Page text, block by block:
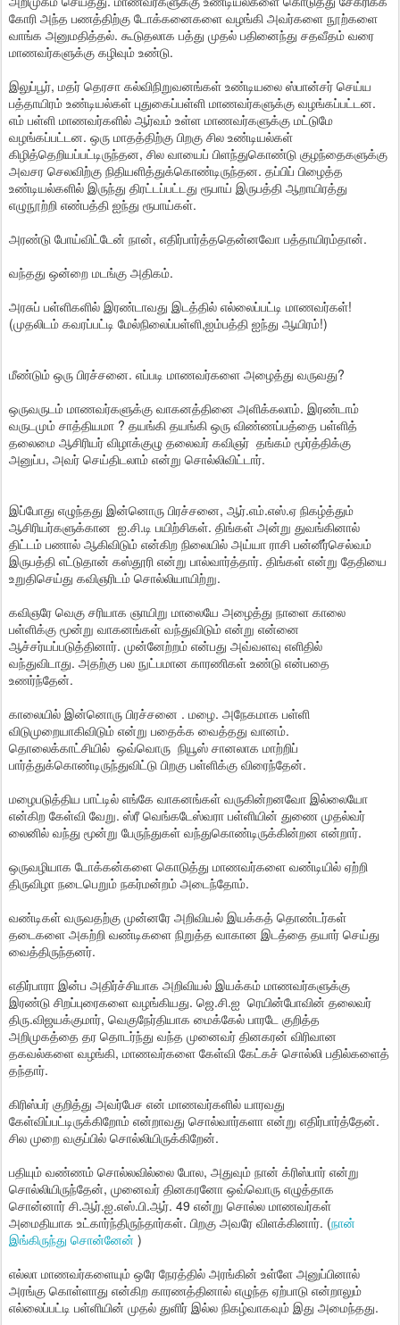
கோரி அந்த பணத்திற்கு டோக்கனைகளை வழங்கி அவர்களை நூற்களை
வாங்க அனுமதித்தல். கூடுதலாக பத்து முதல் பதினைந்து சதவீதம் வரை
மாணவர்களுக்கு கழிவும் உண்டு.
இலுப்பூர், மதர் தெரசா கல்விநிறுவனங்கள் உண்டியலை ஸ்பான்சர் செய்ய
பத்தாயிரம் உண்டியல்கள் புதுகைப்பள்ளி மாணவர்களுக்கு வழங்கப்பட்டன.
எம் பள்ளி மாணவர்களில் ஆர்வம் உள்ள மாணவர்களுக்கு மட்டுமே
வழங்கப்பட்டன. ஒரு மாதத்திற்கு பிறகு சில உண்டியல்கள்
கிழித்தெறியப்பட்டிருந்தன, சில வாயைப் பிளந்துகொண்டு குழந்தைகளுக்கு
அவசர செலவிற்கு நிதியளித்துக்கொண்டிருந்தன. தப்பிப் பிழைத்த
உண்டியல்களில் இருந்து திரட்டப்பட்டது ரூபாய் இருபத்தி ஆறாயிரத்து
எழுநூற்றி எண்பத்தி ஐந்து ரூபாய்கள்.
அரண்டு போய்விட்டேன் நான், எதிர்பார்த்ததென்னவோ பத்தாயிரம்தான்.
வந்தது ஒன்றை மடங்கு அதிகம்.
அரசுப் பள்ளிகளில் இரண்டாவது இடத்தில் எல்லைப்பட்டி மாணவர்கள்!
(முதலிடம் கவரப்பட்டி மேல்நிலைப்பள்ளி,ஐம்பத்தி ஐந்து ஆயிரம்!)
மீண்டும் ஒரு பிரச்சனை. எப்படி மாணவர்களை அழைத்து வருவது?
ஒருவருடம் மாணவர்களுக்கு வாகனத்தினை அளிக்கலாம். இரண்டாம்
வருடமும் சாத்தியமா ? தயங்கி தயங்கி ஒரு விண்ணப்பத்தை பள்ளித்
தலைமை ஆசிரியர் விழாக்குழு தலைவர் கவிஞர் தங்கம் மூர்த்திக்கு
அனுப்ப, அவர் செய்திடலாம் என்று சொல்லிவிட்டார்.
இப்போது எழுந்தது இன்னொரு பிரச்சனை, ஆர்.எம்.எஸ்.ஏ நிகழ்த்தும்
ஆசிரியர்களுக்கான ஐ.சி.டி பயிற்சிகள். திங்கள் அன்று துவங்கினால்
திட்டம் பணால் ஆகிவிடும் என்கிற நிலையில் அய்யா ராசி பன்னீர்செல்வம்
இருபத்தி எட்டுதான் கஸ்தூரி என்று பால்வார்த்தார். திங்கள் என்று தேதியை
உறுதிசெய்து கவிஞரிடம் சொல்லியாயிற்று.
கவிஞரே வெகு சரியாக ஞாயிறு மாலையே அழைத்து நாளை காலை
பள்ளிக்கு மூன்று வாகனங்கள் வந்துவிடும் என்று என்னை
ஆச்சர்யப்படுத்தினார். முன்னேற்றம் என்பது அவ்வளவு எளிதில்
வந்துவிடாது. அதற்கு பல நுட்பமான காரணிகள் உண்டு என்பதை
உணர்ந்தேன்.
காலையில் இன்னொரு பிரச்சனை . மழை. அநேகமாக பள்ளி
விடுமுறையாகிவிடும் என்று பதைக்க வைத்தது வானம்.
தொலைக்காட்சியில் ஒவ்வொரு நியூஸ் சானலாக மாற்றிப்
பார்த்துக்கொண்டிருந்துவிட்டு பிறகு பள்ளிக்கு விரைந்தேன்.
மழைபடுத்திய பாட்டில் எங்கே வாகனங்கள் வருகின்றனவோ இல்லையோ
என்கிற கேள்வி வேறு. ஸ்ரீ வெங்கடேஸ்வரா பள்ளியின் துணை முதல்வர்
லைனில் வந்து மூன்று பேருந்துகள் வந்துகொண்டிருக்கின்றன என்றார்.
ஒருவழியாக டோக்கன்களை கொடுத்து மாணவர்களை வண்டியில் ஏற்றி
திருவிழா நடைபெறும் நகர்மன்றம் அடைந்தோம்.
வண்டிகள் வருவதற்கு முன்னரே அறிவியல் இயக்கத் தொண்டர்கள்
தடைகளை அகற்றி வண்டிகளை நிறுத்த வாகான இடத்தை தயார் செய்து
வைத்திருந்தனர்.
எதிர்பாரா இன்ப அதிர்ச்சியாக அறிவியல் இயக்கம் மாணவர்களுக்கு
இரண்டு சிறப்புரைகளை வழங்கியது. ஜெ.சி.ஐ ரெயின்போவின் தலைவர்
திரு.விஜயக்குமார், வெகுநேர்தியாக மைக்கேல் பாரடே குறித்த
அறிமுகத்தை தர தொடர்ந்து வந்த முனைவர் தினகரன் விரிவான
தகவல்களை வழங்கி, மாணவர்களை கேள்வி கேட்கச் சொல்லி பதில்களைத்
தந்தார்.
கிரிஸ்பர் குறித்து அவர்பேச என் மாணவர்களில் யாரவது
கேள்விப்பட்டிருக்கிறோம் என்றாவது சொல்வார்களா என்று எதிர்பார்த்தேன்.
சில முறை வகுப்பில் சொல்லியிருக்கிறேன்.
பதியும் வண்ணம் சொல்லவில்லை போல, அதுவும் நான் க்ரிஸ்பார் என்று
சொல்லியிருந்தேன், முனைவர் தினகரனோ ஒவ்வொரு எழுத்தாக
சொன்னார் சி.ஆர்.ஐ.எஸ்.பி.ஆர். 49 என்று சொல்ல மாணவர்கள்
அமைதியாக உட்கார்ந்திருந்தார்கள். பிறகு அவரே விளக்கினார். (நான்
இங்கிருந்து சொன்னேன் )
எல்லா மாணவர்களையும் ஒரே நேரத்தில் அரங்கின் உள்ளே அனுப்பினால்
அரங்கு கொள்ளாது என்கிற காரணத்தினால் எழுந்த ஏற்பாடு என்றாலும்
எல்லைப்பட்டி பள்ளியின் முதல் துளிர் இல்ல நிகழ்வாகவும் இது அமைந்தது.